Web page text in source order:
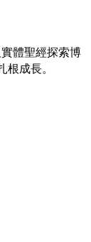
體聖經探索博
成長。